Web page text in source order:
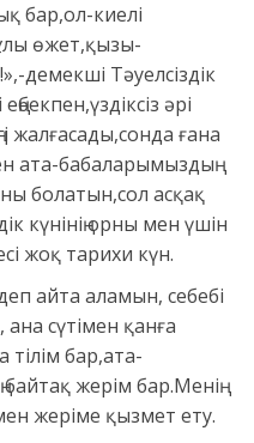
бар,ол-киелі
ұлы өжет,қызы-
демекші Тәуелсіздік
әрі
жалғасады,сонда ғана
ата-бабаларымыздың
болатын,сол асқақ
күнінің орны мен үшін
жоқ тарихи күн.
айта аламын, себебі
ана сүтімен қанға
тілім бар,ата-
жерім бар.Менің
жеріме қызмет ету.